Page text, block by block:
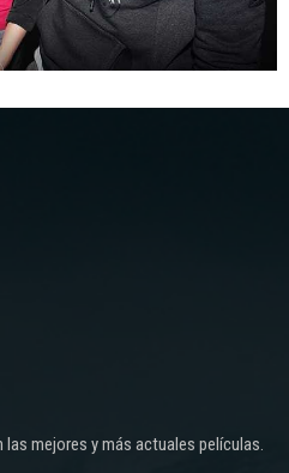
mejores y más actuales películas.